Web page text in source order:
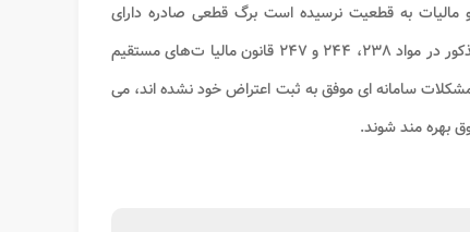
مالیات به قطعیت نرسیده است برگ قطعی صادره دارای
وجاهت قانونی نبوده و از درجه اعتبار ساقط می‌باشد. لذا پرونده، حسب مورد در مراجع مذکور در مواد ۲۳۸، ۲۴۴ و ۲۴۷ قانون مالیا ت‌های مستقیم
سامانه ‌ای موفق به ثبت اعتراض خود نشده اند، می